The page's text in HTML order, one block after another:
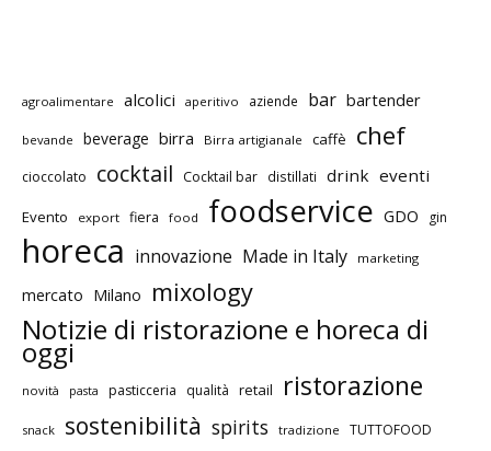
agroalimentare alcolici aperitivo aziende bar bartender
bevande beverage birra Birra artigianale caffè chef
cioccolato cocktail Cocktail bar distillati drink eventi
Evento export fiera food foodservice GDO gin
horeca innovazione Made in Italy marketing
mercato Milano mixology
Notizie di ristorazione e horeca di
oggi
novità pasta pasticceria qualità retail ristorazione
snack sostenibilità spirits tradizione TUTTOFOOD